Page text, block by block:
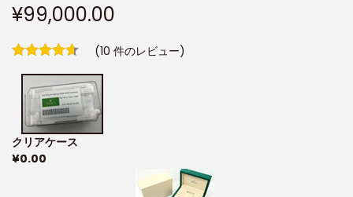
¥99,000.00
(10 件のレビュー)
クリアケース
¥0.00